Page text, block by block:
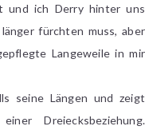
und ich Derry hinter uns
fürchten muss, aber
Langeweile in mir
seine Längen und zeigt
Dreiecksbeziehung.